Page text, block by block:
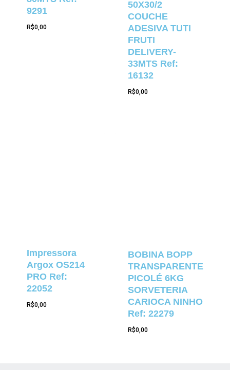
9291
R$0,00
50X30/2
COUCHE
ADESIVA TUTI
FRUTI
DELIVERY-
33MTS Ref:
16132
R$0,00
Impressora
Argox OS214
PRO Ref:
22052
R$0,00
BOBINA BOPP
TRANSPARENTE
PICOLÉ 6KG
SORVETERIA
CARIOCA NINHO
Ref: 22279
R$0,00